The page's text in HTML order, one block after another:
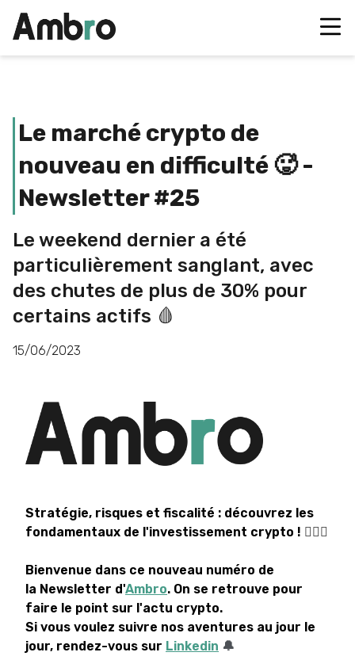
Le marché crypto de
nouveau en difficulté 🥵 -
Newsletter #25
Le weekend dernier a été
particulièrement sanglant, avec
des chutes de plus de 30% pour
certains actifs 🩸
15/06/2023
Stratégie, risques et fiscalité : découvrez les
fondamentaux de l'investissement crypto ! 💁🏻‍♂️
Bienvenue dans ce nouveau numéro de
la Newsletter d'Ambro. On se retrouve pour
faire le point sur l'actu crypto.
Si vous voulez suivre nos aventures au jour le
jour, rendez-vous sur Linkedin 🔔